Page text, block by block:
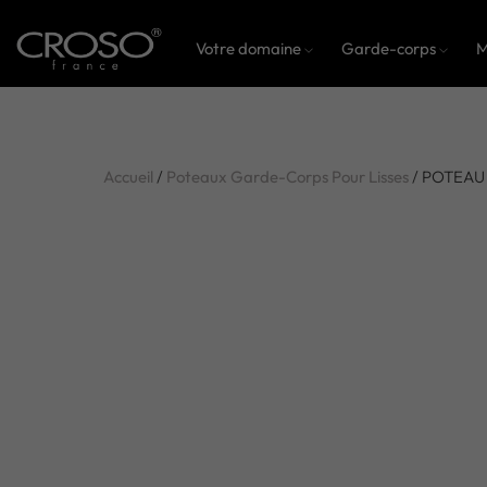
Votre domaine Garde-corps
Accueil / Poteaux Garde-Corps Pour Lisses/ POTEAU